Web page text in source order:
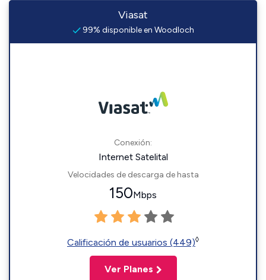
Viasat
99% disponible en Woodloch
Conexión:
Internet Satelital
Velocidades de descarga de hasta
150Mbps
Calificación de usuarios (449)◊
Ver Planes